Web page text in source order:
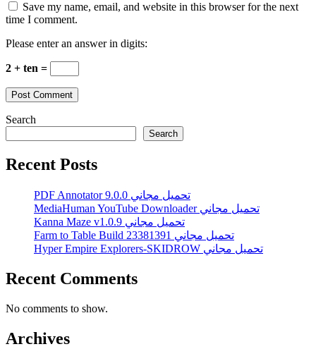
Save my name, email, and website in this browser for the next
time I comment.
Please enter an answer in digits:
2 + ten =
Search
Search
Recent Posts
PDF Annotator 9.0.0 تحميل مجاني
MediaHuman YouTube Downloader تحميل مجاني
Kanna Maze v1.0.9 تحميل مجاني
Farm to Table Build 23381391 تحميل مجاني
Hyper Empire Explorers-SKIDROW تحميل مجاني
Recent Comments
No comments to show.
Archives